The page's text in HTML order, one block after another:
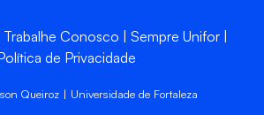
Trabalhe Conosco
Sempre Unifor
de Privacidade
Queiroz | Universidade de Fortaleza